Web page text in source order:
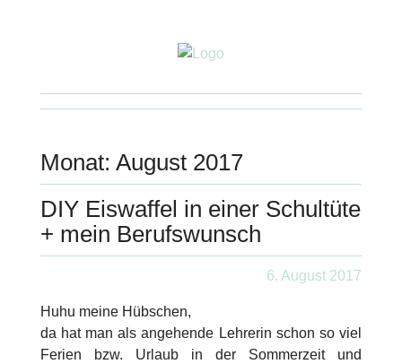
Monat: August 2017
DIY Eiswaffel in einer Schultüte
+ mein Berufswunsch
6. August 2017
Huhu meine Hübschen,
da hat man als angehende Lehrerin schon so viel
Ferien bzw. Urlaub in der Sommerzeit und